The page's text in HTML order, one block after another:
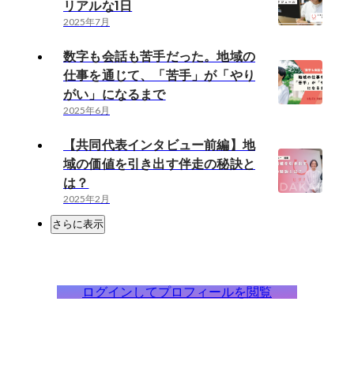
リアルな1日
2025年7月
数字も会話も苦手だった。地域の
仕事を通じて、「苦手」が「やり
がい」になるまで
2025年6月
【共同代表インタビュー前編】地
域の価値を引き出す伴走の秘訣と
は？
2025年2月
さらに表示
ログインしてプロフィールを閲覧